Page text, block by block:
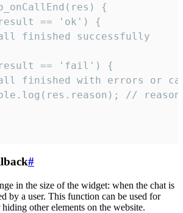
{
== 'ok') {
finished successfully
== 'fail') {
finished with errors or
//
#
in the size of the widget: when the chat is
by a user. This function can be used for
other elements on the website.